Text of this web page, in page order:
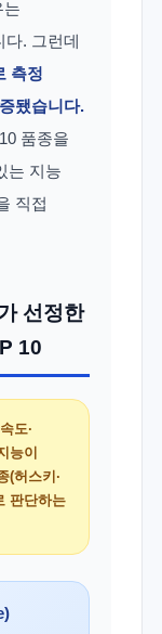
는
다. 그런데
측정
됐습니다.
품종을
는 지능
직접
선정한
10
도·
능이
(허스키·
판단하는